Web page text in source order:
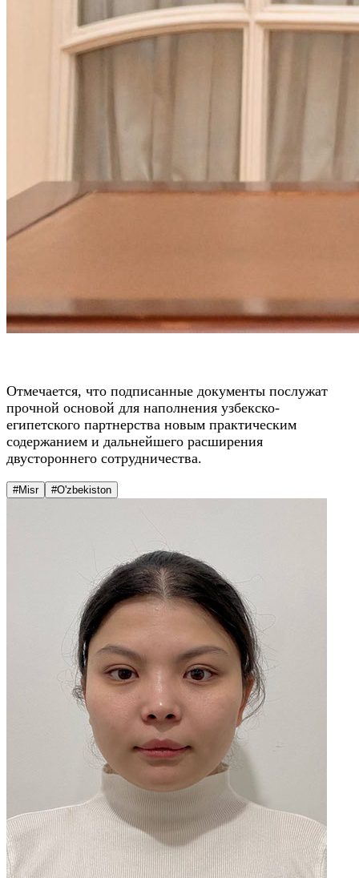
Отмечается, что подписанные документы послужат
прочной основой для наполнения узбекско-
египетского партнерства новым практическим
содержанием и дальнейшего расширения
двустороннего сотрудничества.
#Misr #O'zbekiston